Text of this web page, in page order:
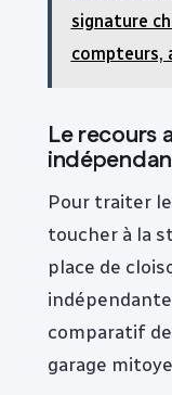
signature
compteurs,
Le recours
Pour traiter
toucher à la
place de
comparatif
garage